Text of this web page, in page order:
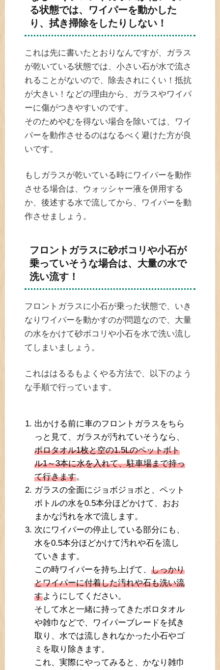
る状態では、ワイパーを動かした
り、拭き掃除をしたりしない！
これは先に書いたとおりなんですが、ガラス
が乾いている状態では、小さい石が水で流さ
れることがないので、除去されにくい！抵抗
が大きい！などの理由から、ガラスやワイパ
ーに傷がつきやすいのです。
そのためやむを得ない場合を除いては、ワイ
パーを動作させるのはなるべく避けた方が良
いです。
もしガラスが乾いている時にワイパーを動作
させる場合は、ウォッシャー液を併用する
か、後述する水で流してから、ワイパーを動
作させましょう。
フロントガラスに砂ボコリや小石が
乗っていそうな場合は、大量の水で
洗い流す！
フロントガラスに小石が乗った状態で、いき
なりワイパーを動かすのが問題なので、大量
の水をかけて砂ボコリや小石を水で洗い流し
てしまいましょう。
これははるるもよくやる方法で、以下のよう
な手順で行っています。
出かける前に車のフロントガラスをちら
っと見て、ガラスが汚れていそうなら、
ボロタオル1枚と空の1.5Lのペットボト
ル1～3本に水を入れて、駐車場まで持っ
て行きます。
ガラスの全面にジョボジョボと、ペット
ボトルの水を0.5本分ほどかけて、おお
まかな汚れを水で流します。
次にワイパーの停止している部分にも、
水を0.5本分ほどかけて汚れや石を流し
ていきます。
この時ワイパーを持ち上げて、 しっかり
とワイパーに付着した汚れや石も洗い流
すようにしてください。
そして水と一緒に持ってきたボロタオル
や雑巾などで、ワイパーブレードを拭き
取り、水では流しきれなかった小石やゴ
ミを取り除きます。
これ、実際にやってみると、かなり雑巾